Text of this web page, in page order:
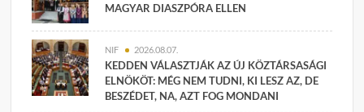
MAGYAR DIASZPÓRA ELLEN
NIF 2026.08.07.
KEDDEN VÁLASZTJÁK AZ ÚJ KÖZTÁRSASÁGI
ELNÖKÖT: MÉG NEM TUDNI, KI LESZ AZ, DE
BESZÉDET, NA, AZT FOG MONDANI